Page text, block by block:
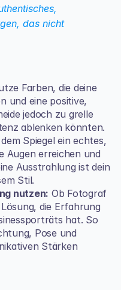
das nicht
Farben, die deine
und eine positive,
jedoch zu grelle
ablenken könnten.
Spiegel ein echtes,
Augen erreichen und
Ausstrahlung ist dein
Stil.
nutzen: Ob Fotograf
die Erfahrung
hat. So
Pose und
Stärken